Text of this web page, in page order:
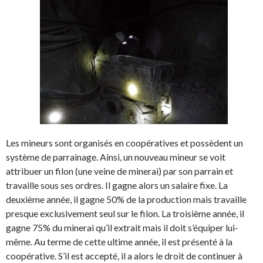
Les mineurs sont organisés en coopératives et possèdent un
système de parrainage. Ainsi, un nouveau mineur se voit
attribuer un filon (une veine de minerai) par son parrain et
travaille sous ses ordres. Il gagne alors un salaire fixe. La
deuxième année, il gagne 50% de la production mais travaille
presque exclusivement seul sur le filon. La troisième année, il
gagne 75% du minerai qu’il extrait mais il doit s’équiper lui-
même. Au terme de cette ultime année, il est présenté à la
coopérative. S’il est accepté, il a alors le droit de continuer à